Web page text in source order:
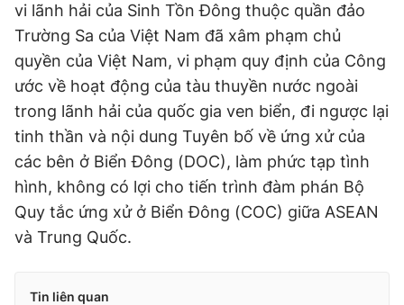
vi lãnh hải của Sinh Tồn Đông thuộc quần đảo
Trường Sa của Việt Nam đã xâm phạm chủ
quyền của Việt Nam, vi phạm quy định của Công
ước về hoạt động của tàu thuyền nước ngoài
trong lãnh hải của quốc gia ven biển, đi ngược lại
tinh thần và nội dung Tuyên bố về ứng xử của
các bên ở Biển Đông (DOC), làm phức tạp tình
hình, không có lợi cho tiến trình đàm phán Bộ
Quy tắc ứng xử ở Biển Đông (COC) giữa ASEAN
và Trung Quốc.
Tin liên quan